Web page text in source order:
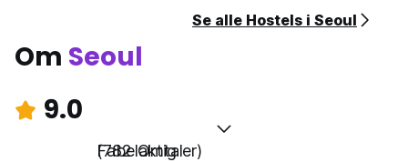
Se alle Hostels i Seoul
Om Seoul
9.0
Fabelaktig
(782 Omtaler)